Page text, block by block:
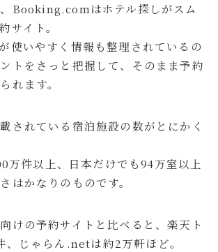
Booking.comはホテル探しがスム
サイト。
使いやすく情報も整理されているの
トをさっと把握して、そのまま予約
れます。
されている宿泊施設の数がとにかく
万件以上、日本だけでも94万室以上
はかなりのものです。
けの予約サイトと比べると、楽天ト
、じゃらん.netは約2万軒ほど。